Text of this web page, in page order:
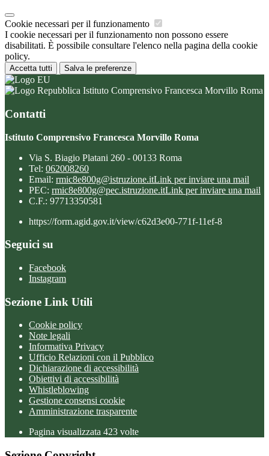
Cookie necessari per il funzionamento
I cookie necessari per il funzionamento non possono essere
disabilitati. È possibile consultare l'elenco nella pagina della cookie
policy.
Accetta tutti Salva le preferenze
Istituto Comprensivo Francesca Morvillo Roma
Contatti
Istituto Comprensivo Francesca Morvillo Roma
Via S. Biagio Platani 260 - 00133 Roma
Tel: 062008260
Email: rmic8e800g@istruzione.itLink per inviare una mail
PEC: rmic8e800g@pec.istruzione.itLink per inviare una mail
C.F.: 97713350581
https://form.agid.gov.it/view/c62d3e00-771f-11ef-8
Seguici su
Facebook
Instagram
Sezione Link Utili
Cookie policy
Note legali
Informativa Privacy
Ufficio Relazioni con il Pubblico
Dichiarazione di accessibilità
Obiettivi di accessibilità
Whistleblowing
Gestione consensi cookie
Amministrazione trasparente
Pagina visualizzata 423 volte